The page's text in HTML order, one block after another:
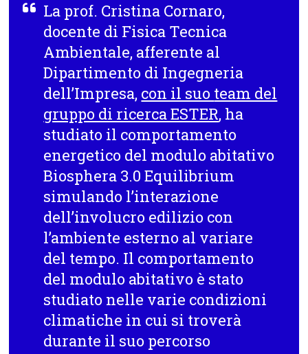
La prof. Cristina Cornaro,
docente di Fisica Tecnica
Ambientale, afferente al
Dipartimento di Ingegneria
dell’Impresa, con il suo team del
gruppo di ricerca ESTER, ha
studiato il comportamento
energetico del modulo abitativo
Biosphera 3.0 Equilibrium
simulando l’interazione
dell’involucro edilizio con
l’ambiente esterno al variare
del tempo. Il comportamento
del modulo abitativo è stato
studiato nelle varie condizioni
climatiche in cui si troverà
durante il suo percorso